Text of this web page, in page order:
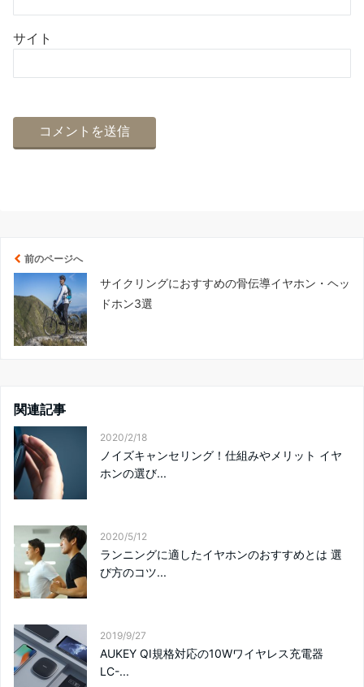
サイト
前のページへ
サイクリングにおすすめの骨伝導イヤホン・ヘッ
ドホン3選
関連記事
2020/2/18
ノイズキャンセリング！仕組みやメリット イヤ
ホンの選び...
2020/5/12
ランニングに適したイヤホンのおすすめとは 選
び方のコツ...
2019/9/27
AUKEY QI規格対応の10Wワイヤレス充電器
LC-...